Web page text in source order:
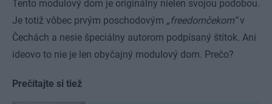
Tento modulový dom je originálny nielen svojou podobou.
Je totiž vôbec prvým poschodovým „freedomčekom“v
Čechách a nesie špeciálny autorom podpísaný štítok. Ani
ideovo to nie je len obyčajný modulový dom. Prečo?
Prečítajte si tiež